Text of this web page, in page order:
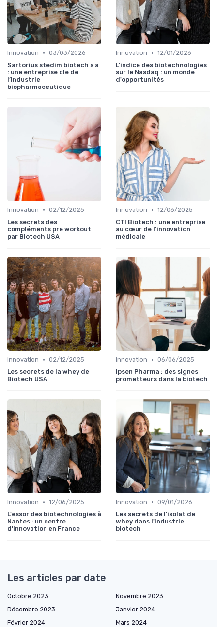
Innovation • 03/03/2026
Sartorius stedim biotech s a
: une entreprise clé de
l’industrie
biopharmaceutique
Innovation • 12/01/2026
L'indice des biotechnologies
sur le Nasdaq : un monde
d'opportunités
Innovation • 02/12/2025
Les secrets des
compléments pre workout
par Biotech USA
Innovation • 12/06/2025
CTI Biotech : une entreprise
au cœur de l'innovation
médicale
Innovation • 02/12/2025
Les secrets de la whey de
Biotech USA
Innovation • 06/06/2025
Ipsen Pharma : des signes
prometteurs dans la biotech
Innovation • 12/06/2025
L'essor des biotechnologies à
Nantes : un centre
d'innovation en France
Innovation • 09/01/2026
Les secrets de l'isolat de
whey dans l'industrie
biotech
Les articles par date
Octobre 2023
Novembre 2023
Décembre 2023
Janvier 2024
Février 2024
Mars 2024